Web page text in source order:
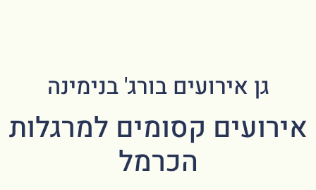
גן אירועים בורג' בנימינה
אירועים קסומים למרגלות
הכרמל